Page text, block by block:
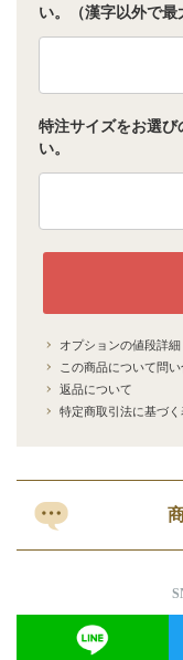
い。（漢字以外で最
特注サイズをお選び
い。
オプションの値段詳細
この商品について問
返品について
特定商取引法に基づく